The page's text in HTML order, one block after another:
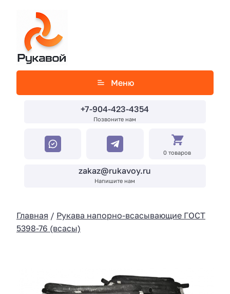
Меню
+7-904-423-4354
Позвоните нам
zakaz@rukavoy.ru
Напишите нам
0 товаров
Главная / Рукава напорно-всасывающие ГОСТ
5398-76 (всасы)